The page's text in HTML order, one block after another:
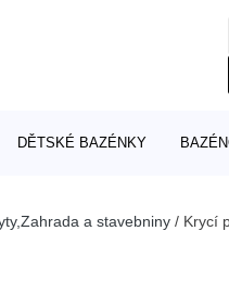
DĚTSKÉ BAZÉNKY
a stavebniny / Krycí